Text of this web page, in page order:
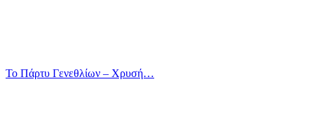
Το Πάρτυ Γενεθλίων – Χρυσή…